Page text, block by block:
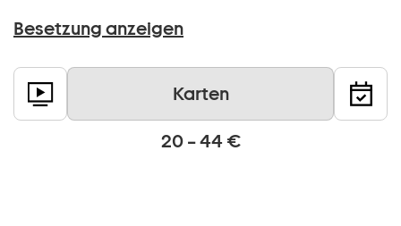
Besetzung anzeigen
Karten
20 – 44 €